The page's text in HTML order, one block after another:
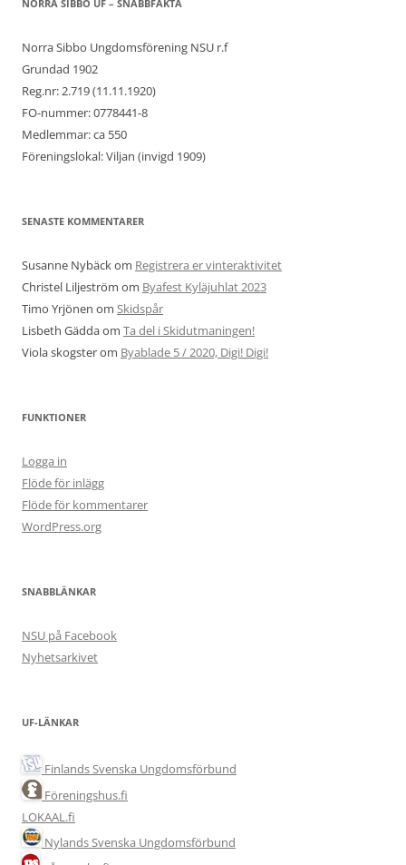
NORRA SIBBO UF – SNABBFAKTA
Norra Sibbo Ungdomsförening NSU r.f
Grundad 1902
Reg.nr: 2.719 (11.11.1920)
FO-nummer: 0778441-8
Medlemmar: ca 550
Föreningslokal: Viljan (invigd 1909)
SENASTE KOMMENTARER
Susanne Nybäckom Registrera er vinteraktivitet
Christel Liljeström om Byafest Kyläjuhlat 2023
Timo Yrjönen om Skidspår
Lisbeth Gäddaom Ta del i Skidutmaningen!
Viola skogsterom Byablade 5 / 2020, Digi! Digi!
FUNKTIONER
Logga in
Flöde för inlägg
Flöde för kommentarer
WordPress.org
SNABBLÄNKAR
NSU på Facebook
Nyhetsarkivet
UF-LÄNKAR
Finlands Svenska Ungdomsförbund
Föreningshus.fi
LOKAAL.fi
Nylands Svenska Ungdomsförbund